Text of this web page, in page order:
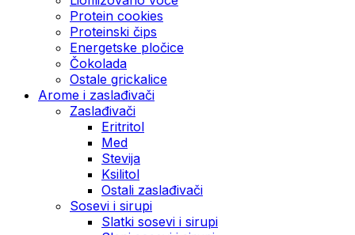
Protein cookies
Proteinski čips
Energetske pločice
Čokolada
Ostale grickalice
Arome i zaslađivači
Zaslađivači
Eritritol
Med
Stevija
Ksilitol
Ostali zaslađivači
Sosevi i sirupi
Slatki sosevi i sirupi